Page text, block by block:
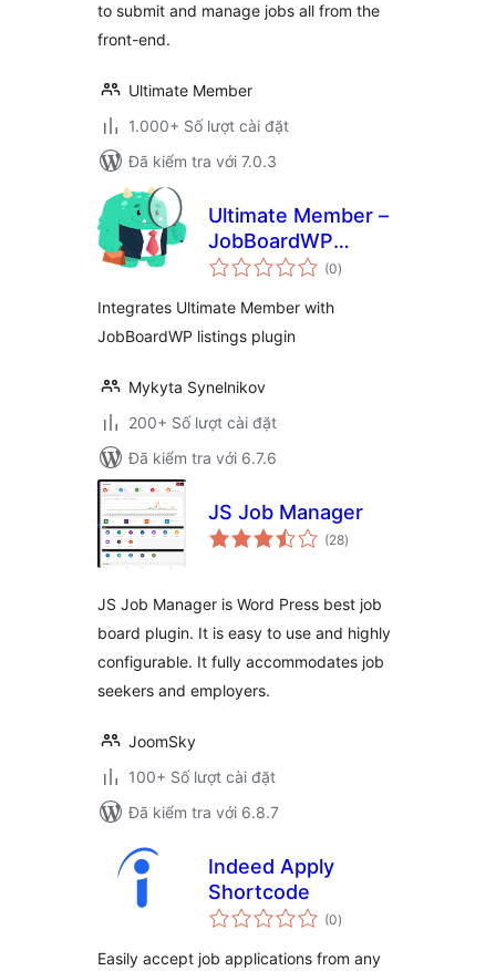
to submit and manage jobs all from the
front-end.
Ultimate Member
1.000+ Số lượt cài đặt
Đã kiểm tra với 7.0.3
Ultimate Member –
JobBoardWP
integration
(0tổng
đánh
)
Integrates Ultimate Member with
JobBoardWP listings plugin
Mykyta Synelnikov
200+ Số lượt cài đặt
Đã kiểm tra với 6.7.6
JS Job Manager
(28tổng
đánh
)
JS Job Manager is Word Press best job
board plugin. It is easy to use and highly
configurable. It fully accommodates job
seekers and employers.
JoomSky
100+ Số lượt cài đặt
Đã kiểm tra với 6.8.7
Indeed Apply
Shortcode
(0tổng
đánh
)
Easily accept job applications from any